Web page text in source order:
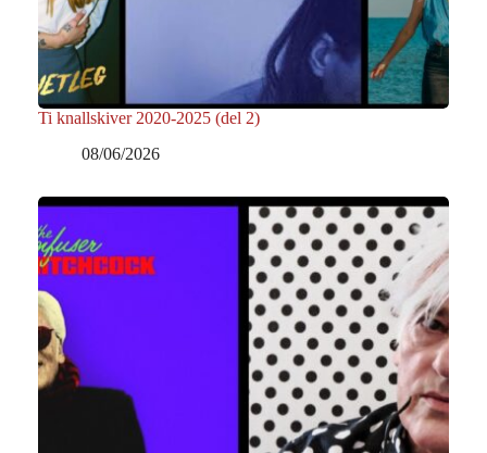
Ti knallskiver 2020-2025 (del 2)
08/06/2026